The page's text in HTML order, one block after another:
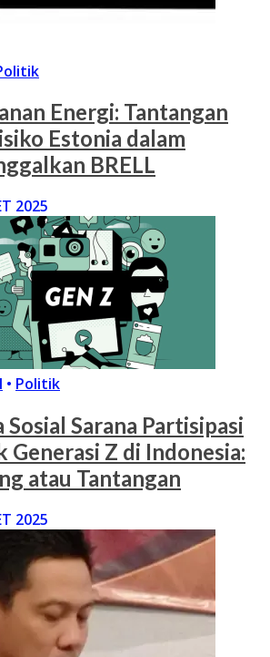
Energi: Tantangan
Estonia dalam
BRELL
2025
• Politik
Sosial Sarana Partisipasi
Generasi Z di Indonesia:
atau Tantangan
2025